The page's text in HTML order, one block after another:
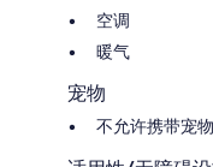
空调
暖气
宠物
不允许携带宠物